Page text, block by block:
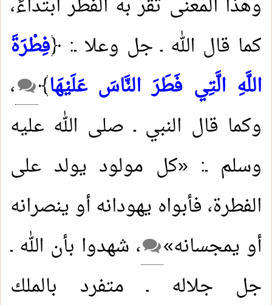
وهذا المعنى تقر به الفطر ابتداءً،
كما قال الله ـ جل وعلا ـ: ﴿فِطْرَةَ
اللَّهِ الَّتِي فَطَرَ النَّاسَ عَلَيْهَا﴾
،
وكما قال النبي ـ صلى الله عليه
وسلم ـ: «كل مولود يولد على
الفطرة، فأبواه يهودانه أو ينصرانه
أو يمجسانه»
، شهدوا بأن الله ـ
جل جلاله ـ متفرد بالملك